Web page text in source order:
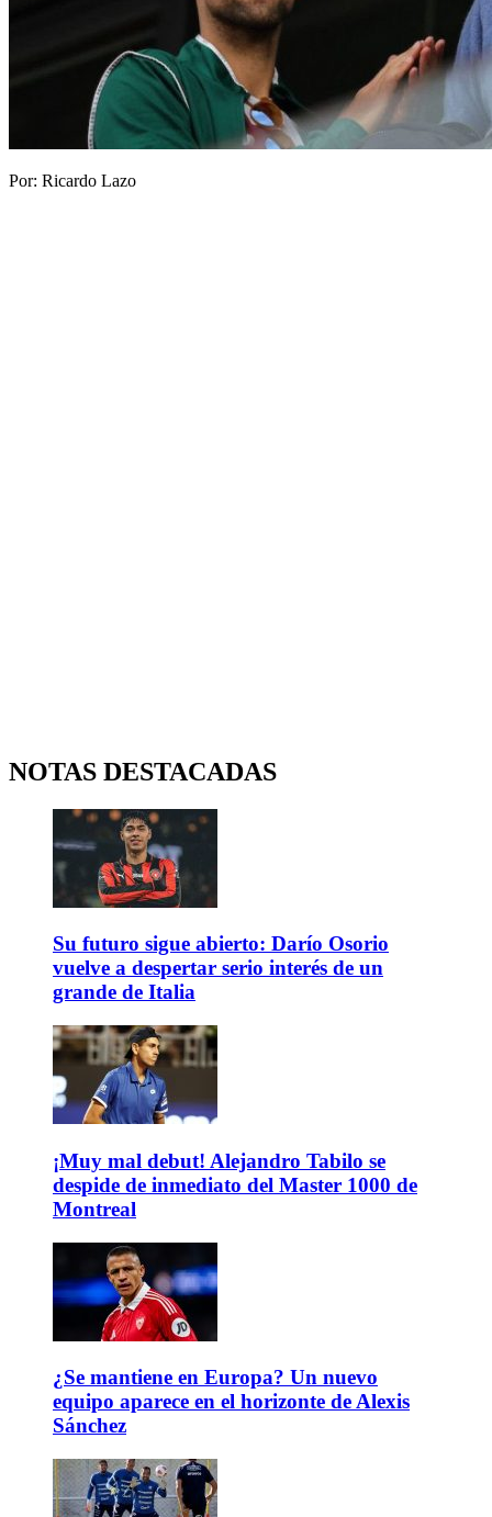
Por: Ricardo Lazo
NOTAS DESTACADAS
Su futuro sigue abierto: Darío Osorio
vuelve a despertar serio interés de un
grande de Italia
¡Muy mal debut! Alejandro Tabilo se
despide de inmediato del Master 1000 de
Montreal
¿Se mantiene en Europa? Un nuevo
equipo aparece en el horizonte de Alexis
Sánchez